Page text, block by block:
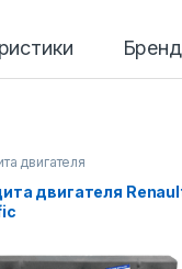
Бренд
двигателя
двигателя